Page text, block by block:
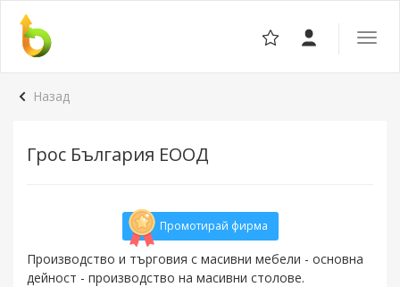
Назад
Грос България ЕООД
Промотирай фирма
Производство и търговия с масивни мебели - основна
дейност - производство на масивни столове.